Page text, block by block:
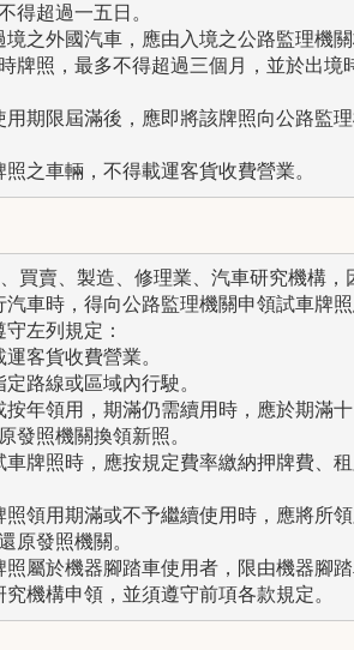
超過一五日。
之外國汽車，應由入境之公路監理機
照，最多不得超過三個月，並於出境
期限屆滿後，應即將該牌照向公路監
買賣、製造、修理業、汽車研究機構，
車時，得向公路監理機關申領試車牌
左列規定：
客貨收費營業。
路線或區域內行駛。
年領用，期滿仍需續用時，應於期滿
照機關換領新照。
牌照時，應按規定費率繳納押牌費、
領用期滿或不予繼續使用時，應將所
發照機關。
屬於機器腳踏車使用者，限由機器腳